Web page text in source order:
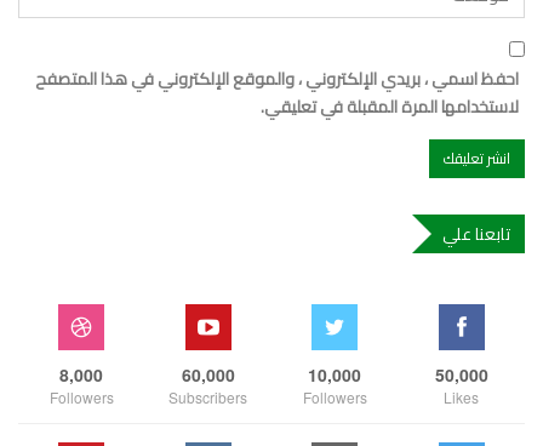
احفظ اسمي ، بريدي الإلكتروني ، والموقع الإلكتروني في هذا المتصفح
لاستخدامها المرة المقبلة في تعليقي.
تابعنا علي
50,000
Likes
10,000
Followers
60,000
Subscribers
8,000
Followers